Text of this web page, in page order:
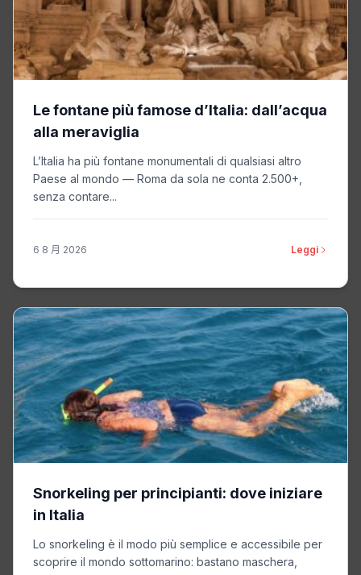
Le fontane più famose d’Italia: dall’acqua
alla meraviglia
L’Italia ha più fontane monumentali di qualsiasi altro
Paese al mondo — Roma da sola ne conta 2.500+,
senza contare...
6 8 月 2026 Leggi
Snorkeling per principianti: dove iniziare
in Italia
Lo snorkeling è il modo più semplice e accessibile per
scoprire il mondo sottomarino: bastano maschera,